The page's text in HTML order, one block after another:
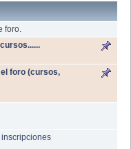
foro.
foro (cursos,